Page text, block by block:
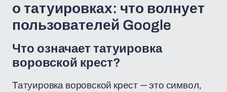
о татуировках: что волнует
пользователей Google
Что означает татуировка
воровской крест?
Татуировка воровской крест — это символ,